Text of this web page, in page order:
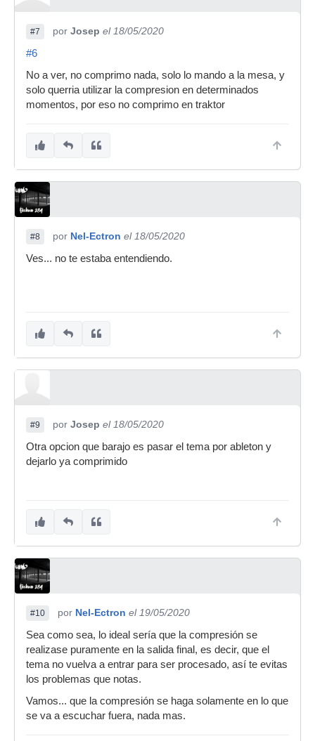
#7 por Josep el 18/05/2020
#6
No a ver, no comprimo nada, solo lo mando a la mesa, y
solo querria utilizar la compresion en determinados
momentos, por eso no comprimo en traktor
#8 por Nel-Ectron el 18/05/2020
Ves... no te estaba entendiendo.
#9 por Josep el 18/05/2020
Otra opcion que barajo es pasar el tema por ableton y
dejarlo ya comprimido
#10 por Nel-Ectron el 19/05/2020
Sea como sea, lo ideal sería que la compresión se
realizase puramente en la salida final, es decir, que el
tema no vuelva a entrar para ser procesado, así te evitas
los problemas que notas.
Vamos... que la compresión se haga solamente en lo que
se va a escuchar fuera, nada mas.